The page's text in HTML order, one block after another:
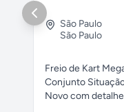
São Paulo
São Paulo
Freio de Kart
Conjunto
Novo com